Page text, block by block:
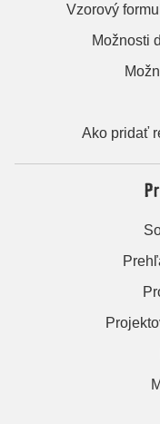
Vzorový
Možnosti
Ako pridať